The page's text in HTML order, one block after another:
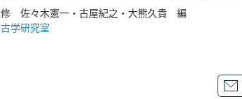
修 佐々木憲一・古屋紀之・大熊久貴 編
学研究室